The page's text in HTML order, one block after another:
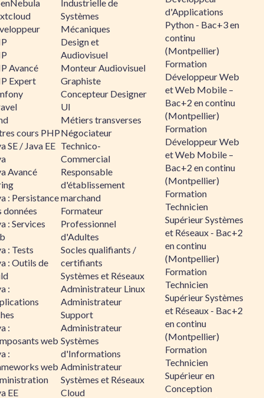
Avancé
Expert
cours PHP
SE / Java EE
Avancé
: Persistance
données
: Services
: Tests
: Outils de
:
:
web
:
web
EE
Industrielle de
Systèmes
Mécaniques
Design et
Audiovisuel
Monteur Audiovisuel
Graphiste
Concepteur Designer
UI
Métiers transverses
Négociateur
Technico-
Commercial
Responsable
d'établissement
marchand
Formateur
Professionnel
d'Adultes
Socles qualifiants /
certifiants
Systèmes et Réseaux
Administrateur Linux
Administrateur
Support
Administrateur
Systèmes
d'Informations
Administrateur
Systèmes et Réseaux
Cloud
d'Applications
Python - Bac+3 en
continu
(Montpellier)
Formation
Développeur Web
et Web Mobile –
Bac+2 en continu
(Montpellier)
Formation
Développeur Web
et Web Mobile –
Bac+2 en continu
(Montpellier)
Formation
Technicien
Supérieur Systèmes
et Réseaux - Bac+2
en continu
(Montpellier)
Formation
Technicien
Supérieur Systèmes
et Réseaux - Bac+2
en continu
(Montpellier)
Formation
Technicien
Supérieur en
Conception